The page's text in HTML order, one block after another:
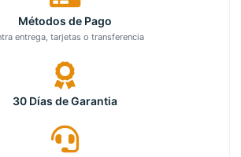
Métodos de Pago
entrega, tarjetas o transferencia
30 Días de Garantia